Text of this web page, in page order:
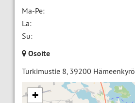
Ma-Pe:
La:
Su:
Osoite
Turkimustie 8, 39200 Hämeenkyrö
+